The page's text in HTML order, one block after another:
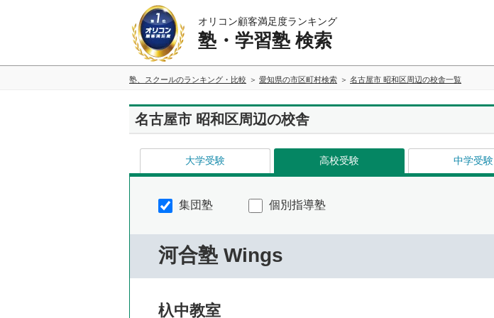
オリコン顧客満足度ランキング
塾・学習塾 検索
塾、スクールのランキング・比較 愛知県の市区町村検索 名古屋市 昭和区周辺の校舎一覧
名古屋市 昭和区周辺の校舎
大学受験 高校受験 中学受験
集団塾 個別指導塾
河合塾 Wings
杁中教室